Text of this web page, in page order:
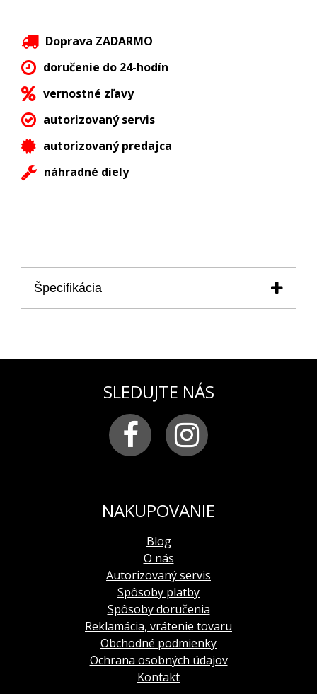
Doprava ZADARMO
doručenie do 24-hodín
vernostné zľavy
autorizovaný servis
autorizovaný predajca
náhradné diely
Špecifikácia
farba:čierna so žltým kruhom
SLEDUJTE NÁS
NAKUPOVANIE
Blog
O nás
Autorizovaný servis
Spôsoby platby
Spôsoby doručenia
Reklamácia, vrátenie tovaru
Obchodné podmienky
Ochrana osobných údajov
Kontakt